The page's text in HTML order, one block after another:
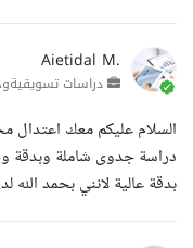
Aietidal M.
دراسات
السلام عليكم معك اعتدال
دراسة جدوى شاملة وبدقة
بدقة عالية لانني بحمد الله